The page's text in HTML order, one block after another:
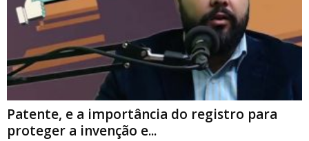
Patente, e a importância do registro para
proteger a invenção e...